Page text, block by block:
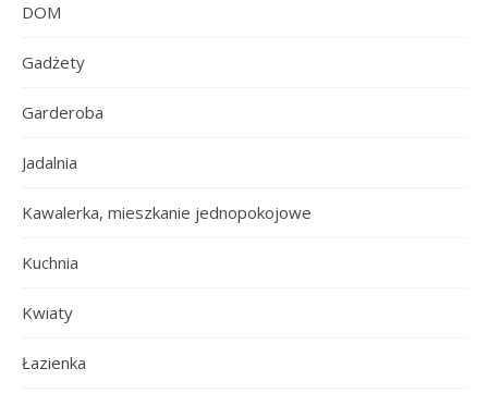
DOM
Gadżety
Garderoba
Jadalnia
Kawalerka, mieszkanie jednopokojowe
Kuchnia
Kwiaty
Łazienka